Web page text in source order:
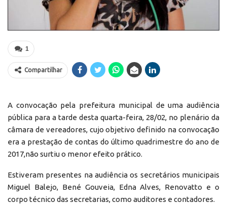
1
Compartilhar
A convocação pela prefeitura municipal de uma audiência
pública para a tarde desta quarta-feira, 28/02, no plenário da
câmara de vereadores, cujo objetivo definido na convocação
era a prestação de contas do último quadrimestre do ano de
2017,não surtiu o menor efeito prático.
Estiveram presentes na audiência os secretários municipais
Miguel Balejo, Bené Gouveia, Edna Alves, Renovatto e o
corpo técnico das secretarias, como auditores e contadores.